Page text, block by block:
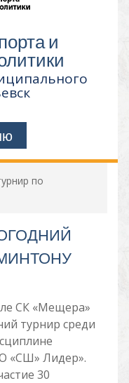
и
по
СК «Мещера»
турнир среди
«СШ» Лидер».
30